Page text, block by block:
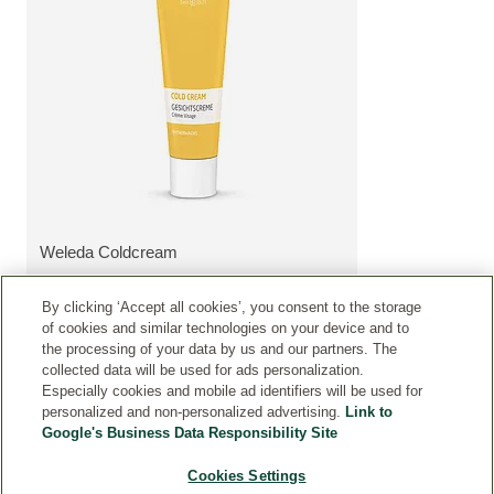
ΔΕΊΤΕ ΤΟ ΠΡΟΪΌΝ:
Weleda Coldcream
By clicking ‘Accept all cookies’, you consent to the storage
of cookies and similar technologies on your device and to
the processing of your data by us and our partners. The
collected data will be used for ads personalization.
Especially cookies and mobile ad identifiers will be used for
personalized and non-personalized advertising. Link to
Google's Business Data Responsibility Site
Cookies Settings